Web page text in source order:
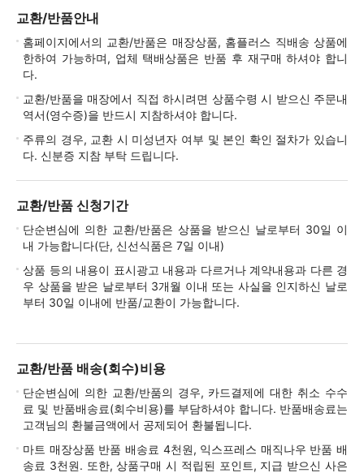
교환/반품안내
홈페이지에서의 교환/반품은 매장상품, 홈플러스 직배송 상품에
한하여 가능하며, 업체 택배상품은 반품 후 재구매 하셔야 합니
다.
교환/반품을 매장에서 직접 하시려면 상품수령 시 받으신 주문내
역서(영수증)을 반드시 지참하셔야 합니다.
주류의 경우, 교환 시 미성년자 여부 및 본인 확인 절차가 있습니
다. 신분증 지참 부탁 드립니다.
교환/반품 신청기간
단순변심에 의한 교환/반품은 상품을 받으신 날로부터 30일 이
내 가능합니다(단, 신선식품은 7일 이내)
상품 등의 내용이 표시광고 내용과 다르거나 계약내용과 다른 경
우 상품을 받은 날로부터 3개월 이내 또는 사실을 인지하신 날로
부터 30일 이내에 반품/교환이 가능합니다.
교환/반품 배송(회수)비용
단순변심에 의한 교환/반품의 경우, 카드결제에 대한 취소 수수
료 및 반품배송료(회수비용)를 부담하셔야 합니다. 반품배송료는
고객님의 환불금액에서 공제되어 환불됩니다.
마트 매장상품 반품 배송료 4천원, 익스프레스 매직나우 반품 배
송료 3천원. 또한, 상품구매 시 적립된 포인트, 지급 받으신 사은